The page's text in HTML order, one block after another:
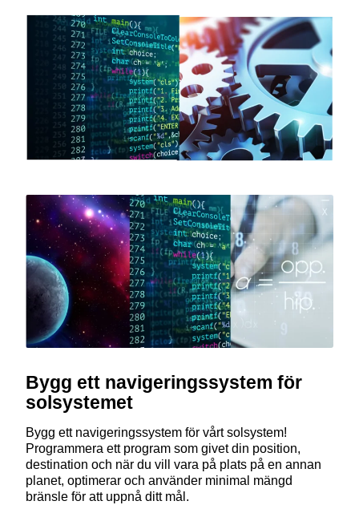
Bygg ett navigeringssystem för
solsystemet
Bygg ett navigeringssystem för vårt solsystem!
Programmera ett program som givet din position,
destination och när du vill vara på plats på en annan
planet, optimerar och använder minimal mängd
bränsle för att uppnå ditt mål.